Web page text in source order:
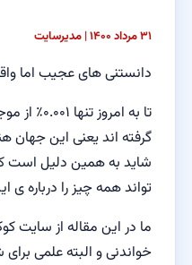
۳۱ مرداد ۱۴۰۰ | مدیرسایت
دانستنی های عجیب اما
تا به
گرفته اند یعنی این جهان
شاید به همین دلیل
تواند همه چیز را درباره ی
خواندنی و البته علمی